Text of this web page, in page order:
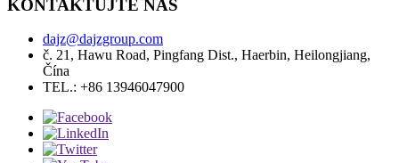
KONTAKTUJTE NÁS
dajz@dajzgroup.com
č. 21, Hawu Road, Pingfang Dist., Haerbin, Heilongjiang,
Čína
TEL.: +86 13946047900